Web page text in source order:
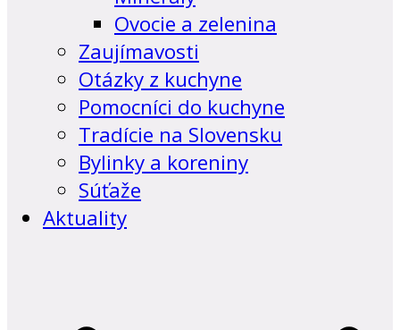
Ovocie a zelenina
Zaujímavosti
Otázky z kuchyne
Pomocníci do kuchyne
Tradície na Slovensku
Bylinky a koreniny
Súťaže
Aktuality